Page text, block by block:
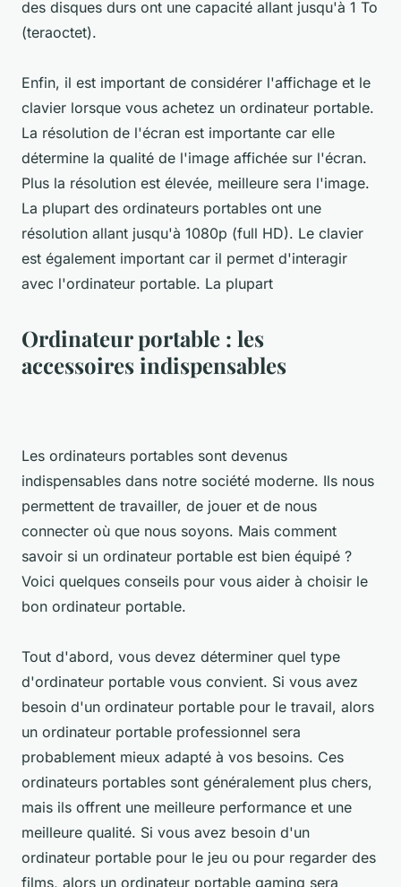
des disques durs ont une capacité allant jusqu'à 1 To
(teraoctet).
Enfin, il est important de considérer l'affichage et le
clavier lorsque vous achetez un ordinateur portable.
La résolution de l'écran est importante car elle
détermine la qualité de l'image affichée sur l'écran.
Plus la résolution est élevée, meilleure sera l'image.
La plupart des ordinateurs portables ont une
résolution allant jusqu'à 1080p (full HD). Le clavier
est également important car il permet d'interagir
avec l'ordinateur portable. La plupart
Ordinateur portable : les
accessoires indispensables
Les ordinateurs portables sont devenus
indispensables dans notre société moderne. Ils nous
permettent de travailler, de jouer et de nous
connecter où que nous soyons. Mais comment
savoir si un ordinateur portable est bien équipé ?
Voici quelques conseils pour vous aider à choisir le
bon ordinateur portable.
Tout d'abord, vous devez déterminer quel type
d'ordinateur portable vous convient. Si vous avez
besoin d'un ordinateur portable pour le travail, alors
un ordinateur portable professionnel sera
probablement mieux adapté à vos besoins. Ces
ordinateurs portables sont généralement plus chers,
mais ils offrent une meilleure performance et une
meilleure qualité. Si vous avez besoin d'un
ordinateur portable pour le jeu ou pour regarder des
films, alors un ordinateur portable gaming sera